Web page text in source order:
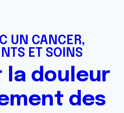
UN CANCER,
ET SOINS
la douleur
des